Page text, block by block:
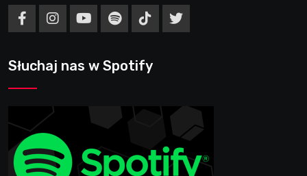
Słuchaj nas w Spotify